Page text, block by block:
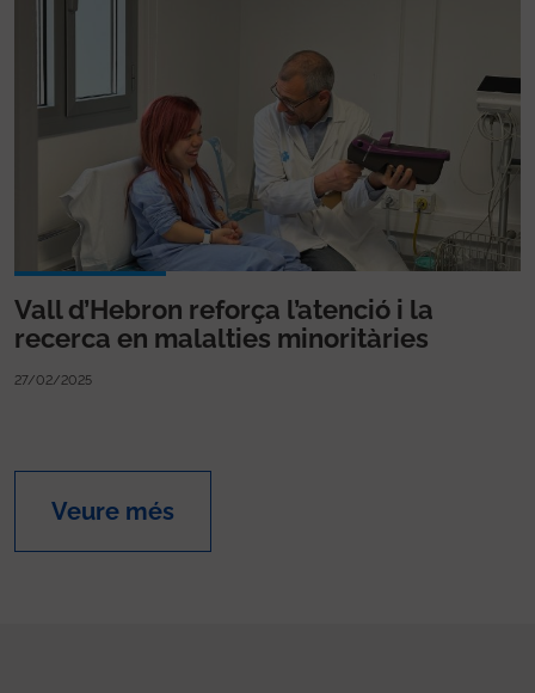
Vall d’Hebron reforça l’atenció i la
recerca en malalties minoritàries
27/02/2025
Veure més